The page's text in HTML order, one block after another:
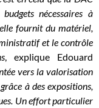
nécessaires à
elle fournit du matériel,
et le contrôle
, explique Edouard
vers la valorisation
à des expositions,
Un effort particulier